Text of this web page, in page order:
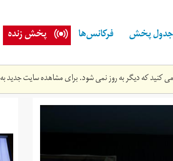
جدول پخش فرکانس‌ها پخش زنده
کنید که دیگر به روز نمی شود. برای مشاهده سایت جدید به